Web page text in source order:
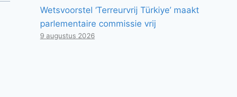
Wetsvoorstel ‘Terreurvrij Türkiye’ maakt
parlementaire commissie vrij
9 augustus 2026